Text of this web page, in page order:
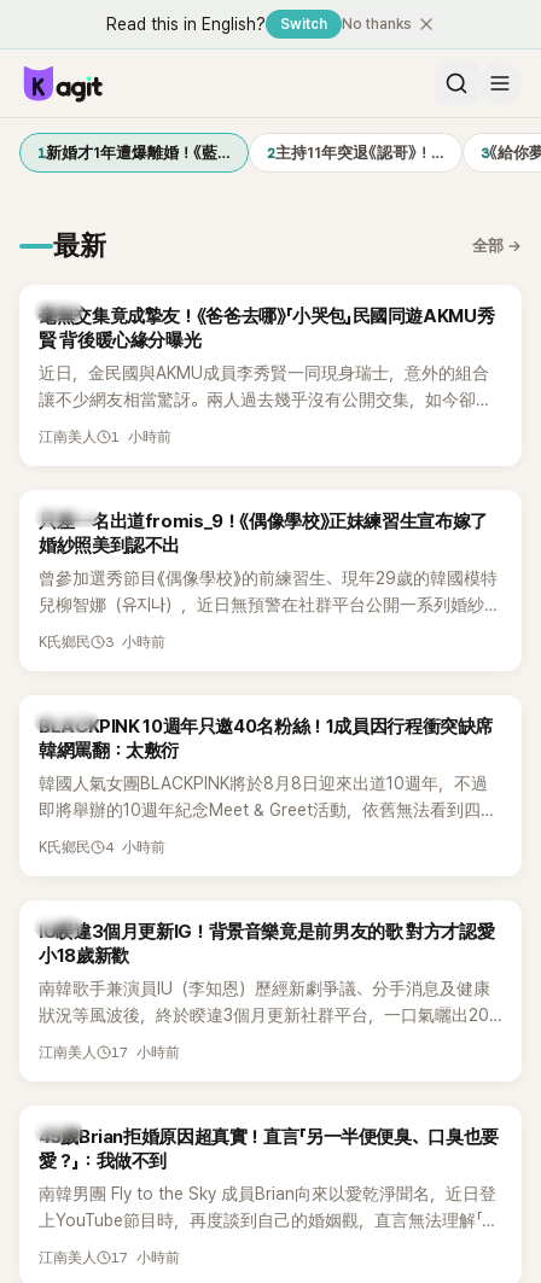
Read this in English? Switch No thanks
1新婚才1年遭爆離婚！《藍… 2主持11年突退《認哥》！… 3《給你
最新 全部 →
韓星
毫無交集竟成摯友！《爸爸去哪》「小哭包」民國同遊AKMU秀
賢 背後暖心緣分曝光
近日，金民國與AKMU成員李秀賢一同現身瑞士，意外的組合
讓不少網友相當驚訝。兩人過去幾乎沒有公開交集，如今卻一
起踏上瑞士之旅，也讓粉絲紛紛好奇：「他們到底是怎麼認識
江南美人 1 小時前
K-POP
只差一名出道fromis_9！《偶像學校》正妹練習生宣布嫁了
婚紗照美到認不出
曾參加選秀節目《偶像學校》的前練習生、現年29歲的韓國模特
兒柳智娜（유지나），近日無預警在社群平台公開一系列婚紗
照，親自宣布即將步入婚姻，消息曝光後讓不少曾追看節目的
K氏鄉民 3 小時前
K-POP
BLACKPINK 10週年只邀40名粉絲！1成員因行程衝突缺席
韓網罵翻：太敷衍
韓國人氣女團BLACKPINK將於8月8日迎來出道10週年，不過
即將舉辦的10週年紀念Meet & Greet活動，依舊無法看到四人
合體。根據韓媒《MyDaily》7日報導，當天將由Jisoo（智秀）、
K氏鄉民 4 小時前
韓星
IU睽違3個月更新IG！背景音樂竟是前男友的歌 對方才認愛
小18歲新歡
南韓歌手兼演員IU（李知恩）歷經新劇爭議、分手消息及健康
狀況等風波後，終於睽違3個月更新社群平台，一口氣曬出20
張近況照，讓大批粉絲又驚又喜。不過，比起照片本身，更引
江南美人 17 小時前
韓星
45歲Brian拒婚原因超真實！直言「另一半便便臭、口臭也要
愛？」：我做不到
南韓男團 Fly to the Sky 成員Brian向來以愛乾淨聞名，近日登
上YouTube節目時，再度談到自己的婚姻觀，直言無法理解「連
另一半的口臭、便便臭都要愛」這種說法，更大方表明自己是不
江南美人 17 小時前